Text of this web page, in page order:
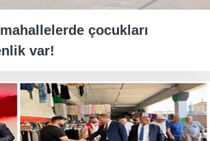
çocukları
var!